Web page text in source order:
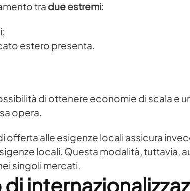
tra due estremi:
estero presenta.
di ottenere economie di scala e
opera.
offerta alle esigenze locali assicura
locali. Questa modalità, tuttavia,
singoli mercati.